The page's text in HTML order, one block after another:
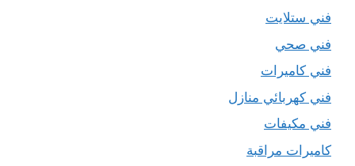
فني ستلايت
فني صحي
فني كاميرات
فني كهربائي منازل
فني مكيفات
كاميرات مراقبة